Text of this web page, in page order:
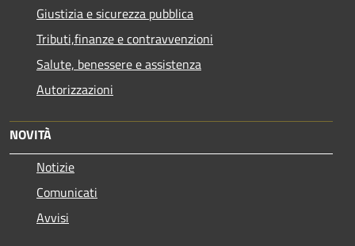
Giustizia e sicurezza pubblica
Tributi,finanze e contravvenzioni
Salute, benessere e assistenza
Autorizzazioni
NOVITÀ
Notizie
Comunicati
Avvisi